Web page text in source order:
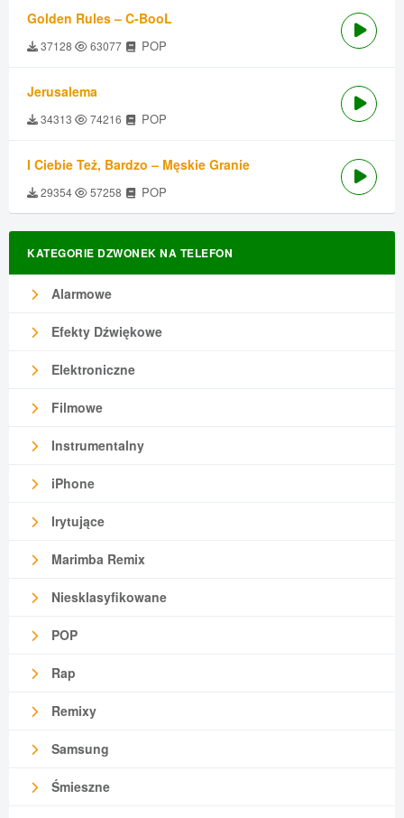
Golden Rules – C-BooL
37128 63077 POP
Jerusalema
34313 74216 POP
I Ciebie Też, Bardzo – Męskie Granie
29354 57258 POP
KATEGORIE DZWONEK NA TELEFON
Alarmowe
Efekty Dźwiękowe
Elektroniczne
Filmowe
Instrumentalny
iPhone
Irytujące
Marimba Remix
Niesklasyfikowane
POP
Rap
Remixy
Samsung
Śmieszne